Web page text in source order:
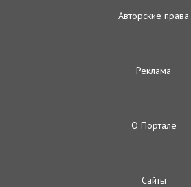
Авторские права
Реклама
О Портале
Сайты